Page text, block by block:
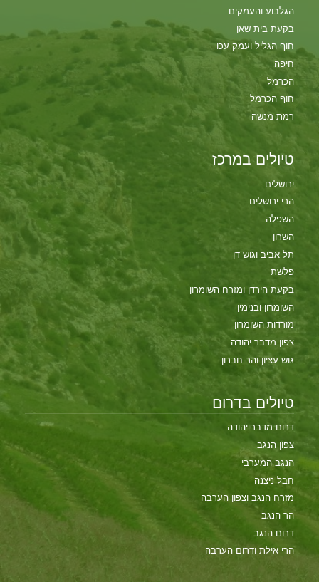
הגלבוע והעמקים
בקעת בית שאן
חוף הגליל ועמק עכו
חיפה
הכרמל
חוף הכרמל
רמת מנשה
טיולים במרכז
ירושלים
הרי ירושלים
השפלה
השרון
תל אביב וגוש דן
פלשת
בקעת הירדן ומזרח השומרון
השומרון ובנימין
מורדות השומרון
צפון מדבר יהודה
גוש עציון והר חברון
טיולים בדרום
דרום מדבר יהודה
צפון הנגב
הנגב המערבי
חבל ניצנה
מזרח הנגב וצפון הערבה
הר הנגב
דרום הנגב
הרי אילת ודרום הערבה